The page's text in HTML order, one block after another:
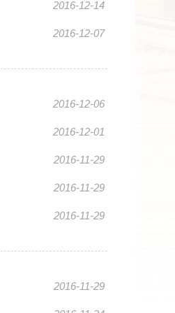
2016-12-14
2016-12-07
2016-12-06
2016-12-01
2016-11-29
2016-11-29
2016-11-29
2016-11-29